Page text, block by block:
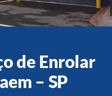
Acessórios
de Enrolar
– SP